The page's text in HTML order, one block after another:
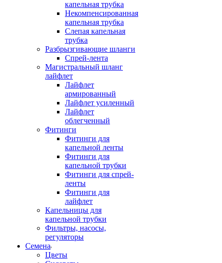
капельная трубка
Некомпенсированная
капельная трубка
Слепая капельная
трубка
Разбрызгивающие шланги
Спрей-лента
Магистральный шланг
лайфлет
Лайфлет
армированный
Лайфлет усиленный
Лайфлет
облегченный
Фитинги
Фитинги для
капельной ленты
Фитинги для
капельной трубки
Фитинги для спрей-
ленты
Фитинги для
лайфлет
Капельницы для
капельной трубки
Фильтры, насосы,
регуляторы
Семена
Цветы